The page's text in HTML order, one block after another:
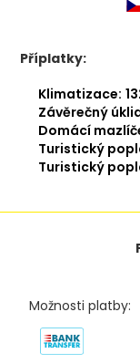
Příplatky:
Klimatizace:
Závěrečný
Domácí
Turistický
Turistický
Možnosti platby: